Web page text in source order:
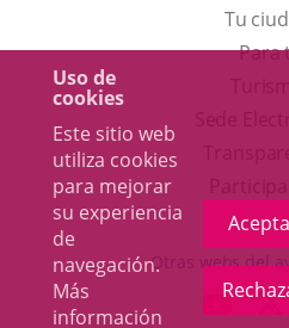
Uso de
cookies
Este sitio web
utiliza cookies
para mejorar
su experiencia
de
navegación.
Más
información
Tu
Para
Otras webs del